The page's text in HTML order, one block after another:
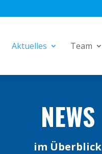
Aktuelles Team
NEWS
im Überblick